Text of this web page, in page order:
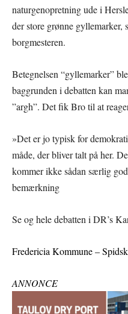
naturgenopretning ude i
der store grønne gyllemarker,
borgmesteren.
Betegnelsen “gyllemarker”
baggrunden i debatten kan
”argh”. Det fik Bro til at
»Det er jo typisk for
måde, der bliver talt på her.
kommer ikke sådan særlig
bemærkning
Se og hele debatten i DR’s
Fredericia Kommune –
ANNONCE